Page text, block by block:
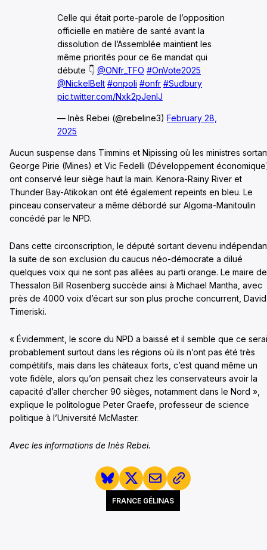
Celle qui était porte-parole de l’opposition
officielle en matière de santé avant la
dissolution de l’Assemblée maintient les
même priorités pour ce 6e mandat qui
débute 👇 @ONfr_TFO #OnVote2025
@NickelBelt #onpoli #onfr #Sudbury
pic.twitter.com/Nxk2pJenlJ
— Inès Rebei (@rebeline3) February 28,
2025
Aucun suspense dans Timmins et Nipissing où les ministres
George Pirie (Mines) et Vic Fedelli (Développement
ont conservé leur siège haut la main. Kenora-Rainy River et
Thunder Bay-Atikokan ont été également repeints en bleu. Le
pinceau conservateur a même débordé sur Algoma-Manitoulin
concédé par le NPD.
Dans cette circonscription, le député sortant devenu
la suite de son exclusion du caucus néo-démocrate a dilué
quelques voix qui ne sont pas allées au parti orange. Le maire de
Thessalon Bill Rosenberg succède ainsi à Michael Mantha, avec
près de 4000 voix d’écart sur son plus proche concurrent, David
Timeriski.
« Évidemment, le score du NPD a baissé et il semble que ce
probablement surtout dans les régions où ils n’ont pas été très
compétitifs, mais dans les châteaux forts, c’est quand même un
vote fidèle, alors qu’on pensait chez les conservateurs avoir la
capacité d’aller chercher 90 sièges, notamment dans le Nord »,
explique le politologue Peter Graefe, professeur de science
politique à l’Université McMaster.
Avec les informations de Inès Rebei.
FRANCE GÉLINAS